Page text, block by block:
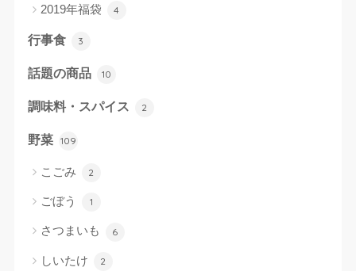
2019年福袋 4
行事食 3
話題の商品 10
調味料・スパイス 2
野菜 109
こごみ 2
ごぼう 1
さつまいも 6
しいたけ 2